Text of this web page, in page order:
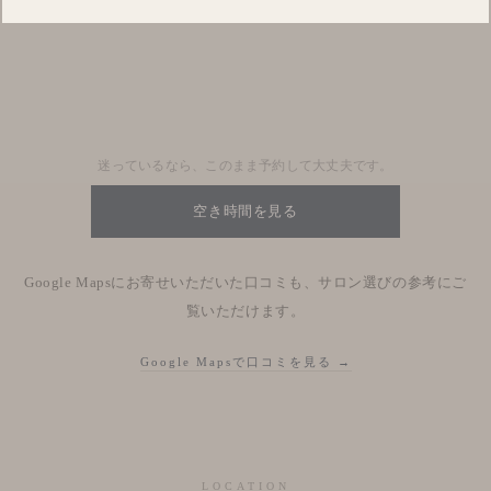
迷っているなら、このまま予約して大丈夫です。
空き時間を見る
Google Mapsにお寄せいただいた口コミも、サロン選びの参考にご
覧いただけます。
Google Mapsで口コミを見る →
LOCATION